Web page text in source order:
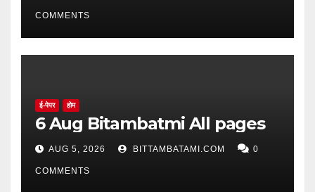
COMMENTS
ई-पेपर होम
6 Aug Bitambatmi All pages
AUG 5, 2026 BITTAMBATAMI.COM 0
COMMENTS